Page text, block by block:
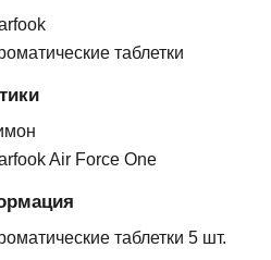
таблетки
Air Force One
таблетки 5 шт.